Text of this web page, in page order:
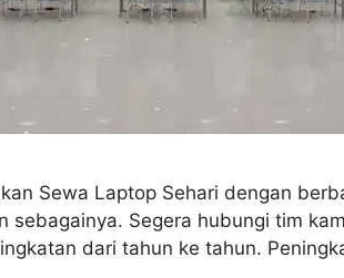
Sewa Laptop Sehari dengan
sebagainya. Segera hubungi tim
dari tahun ke tahun.